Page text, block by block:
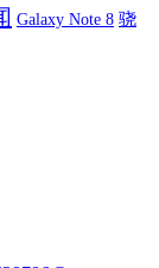
Galaxy Note 8 骁